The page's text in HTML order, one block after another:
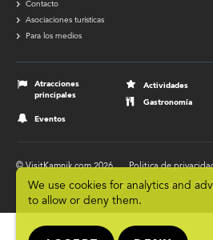
Contacto
Asociaciones turísticas
Para los medios
navigation
Atracciones
principales
Actividades
Gastronomía
Eventos
© VisitKamnik.com 2026
Footer
submenu
Politica de
Grafična zasnova:
We use cookies for analytics and
to allow or deny them.